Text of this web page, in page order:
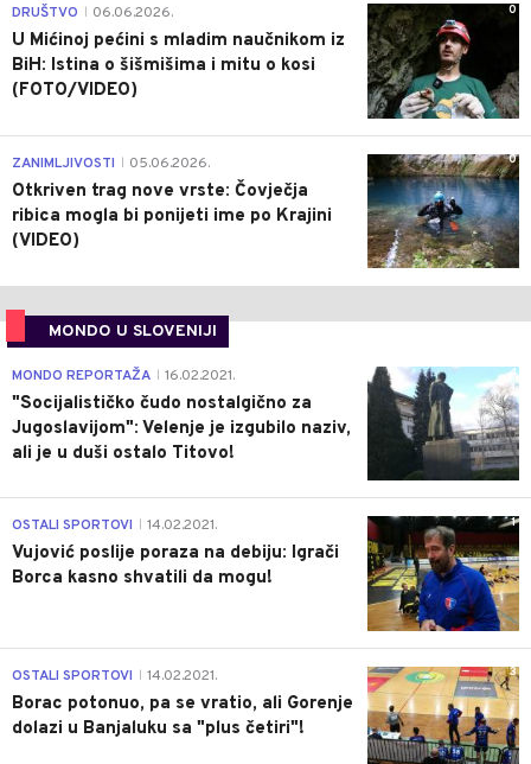
0
DRUŠTVO 06.06.2026.
U Mićinoj pećini s mladim naučnikom iz
BiH: Istina o šišmišima i mitu o kosi
(FOTO/VIDEO)
0
ZANIMLJIVOSTI 05.06.2026.
Otkriven trag nove vrste: Čovječja
ribica mogla bi ponijeti ime po Krajini
(VIDEO)
MONDO U SLOVENIJI
4
MONDO REPORTAŽA 16.02.2021.
"Socijalističko čudo nostalgično za
Jugoslavijom": Velenje je izgubilo naziv,
ali je u duši ostalo Titovo!
1
OSTALI SPORTOVI 14.02.2021.
Vujović poslije poraza na debiju: Igrači
Borca kasno shvatili da mogu!
3
OSTALI SPORTOVI 14.02.2021.
Borac potonuo, pa se vratio, ali Gorenje
dolazi u Banjaluku sa "plus četiri"!